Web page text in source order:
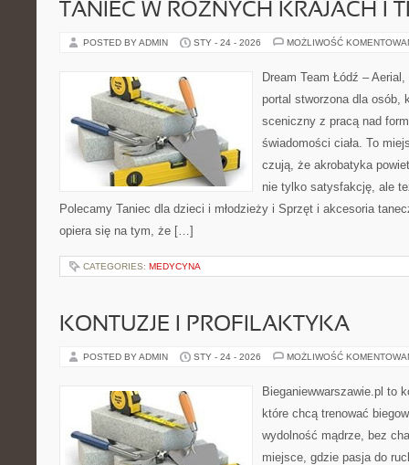
TANIEC W RÓŻNYCH KRAJACH I
POSTED BY ADMIN STY - 24 - 2026 MOŻLIWOŚĆ
Dream Team Łódź –
portal stworzona dla osób,
sceniczny z pracą nad
świadomości ciała. To
czują, że akrobatyka
nie tylko satysfakcję, ale
Polecamy Taniec dla dzieci i młodzieży i Sprzęt i akcesoria
opiera się na tym, że […]
CATEGORIES: MEDYCYNA
KONTUZJE I PROFILAKTYKA
POSTED BY ADMIN STY - 24 - 2026 MOŻLIWOŚĆ
Bieganiewwarszawie.pl to
które chcą trenować
wydolność mądrze, bez
miejsce, gdzie pasja do